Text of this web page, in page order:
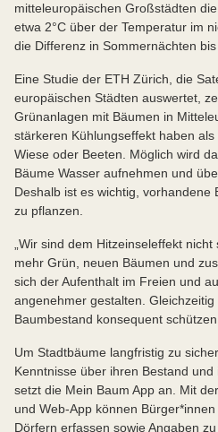
mitteleuropäischen Großstädten
etwa 2°C über der Temperatur im
die Differenz in Sommernächten
Eine Studie der ETH Zürich, die
europäischen Städten auswertet,
Grünanlagen mit Bäumen in
stärkeren Kühlungseffekt haben
Wiese oder Beeten. Möglich wird
Bäume Wasser aufnehmen und
Deshalb ist es wichtig, vorhandene
zu pflanzen.
„Wir sind dem Hitzeinseleffekt
mehr Grün, neuen Bäumen und
sich der Aufenthalt im Freien und
angenehmer gestalten.
Baumbestand konsequent
Um Stadtbäume langfristig zu
Kenntnisse über ihren Bestand
setzt die Mein Baum App an. Mit
und Web-App können
Dörfern erfassen sowie Angaben